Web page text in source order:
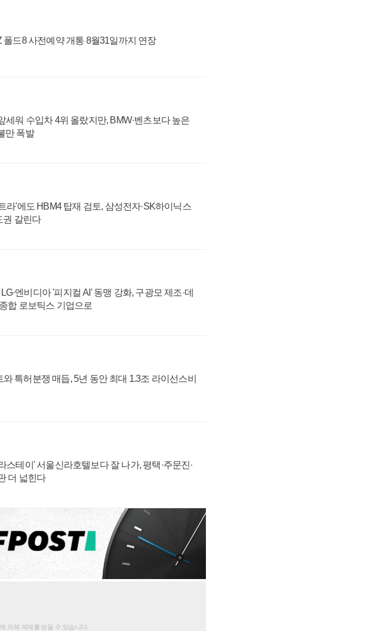
폴드8 사전예약 개통 8월31일까지 연장
세워 수입차 4위 올랐지만, BMW·벤츠보다 높은
만 폭발
라'에도 HBM4 탑재 검토, 삼성전자·SK하이닉스
권 갈린다
엔비디아 '피지컬 AI' 동맹 강화, 구광모 제조·데
합 로보틱스 기업으로
특허분쟁 매듭, 5년 동안 최대 1.3조 라이선스비
스테이' 서울신라호텔보다 잘 나가, 평택·주문진·
더 넓힌다
의해 제재를 받을 수 있습니다.